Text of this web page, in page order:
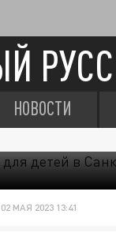
НОВОСТИ
02 МАЯ 2023 13:41